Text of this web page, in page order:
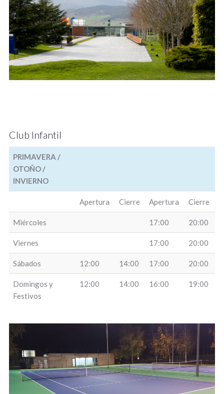
Club Infantil
PRIMAVERA /
OTOÑO /
INVIERNO
INVIERNO
Apertura Cierre Apertura Cierre
Miércoles 17:00 20:00
Viernes 17:00 20:00
Sábados 12:00 14:00 17:00 20:00
Domingos y
Festivos
12:00 14:00 16:00 19:00